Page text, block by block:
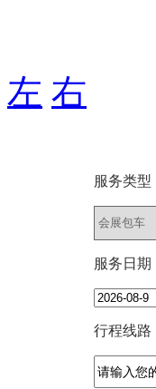
左 右
服务类型
服务日期
行程线路